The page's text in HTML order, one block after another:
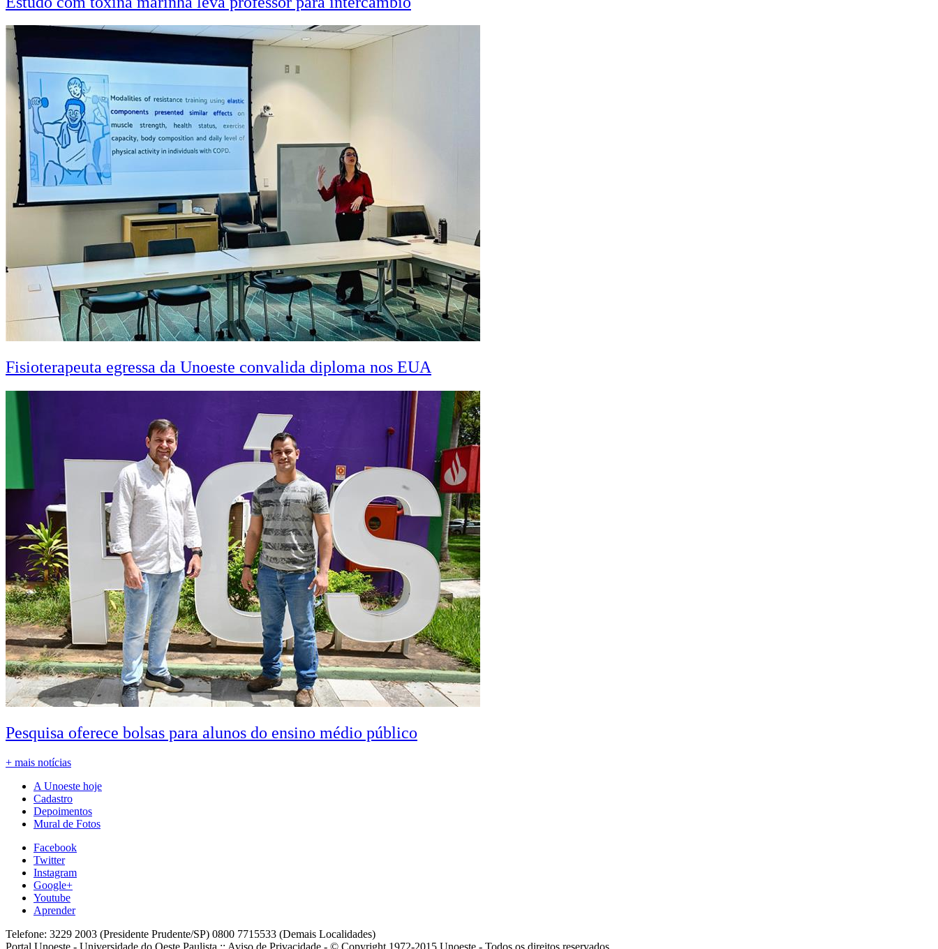
Fisioterapeuta egressa da Unoeste convalida diploma nos EUA
Pesquisa oferece bolsas para alunos do ensino médio público
+ mais notícias
A Unoeste hoje
Cadastro
Depoimentos
Mural de Fotos
Facebook
Twitter
Instagram
Google+
Youtube
Aprender
Telefone: 3229 2003 (Presidente Prudente/SP) 0800 7715533 (Demais Localidades)
Portal Unoeste - Universidade do Oeste Paulista :: Aviso de Privacidade - © Copyright 1972-2015 Unoeste - Todos os direitos reservados